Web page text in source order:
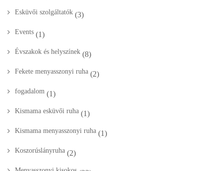
Esküvői szolgáltatók (3)
Events (1)
Évszakok és helyszínek (8)
Fekete menyasszonyi ruha (2)
fogadalom (1)
Kismama esküvői ruha (1)
Kismama menyasszonyi ruha (1)
Koszorúslányruha (2)